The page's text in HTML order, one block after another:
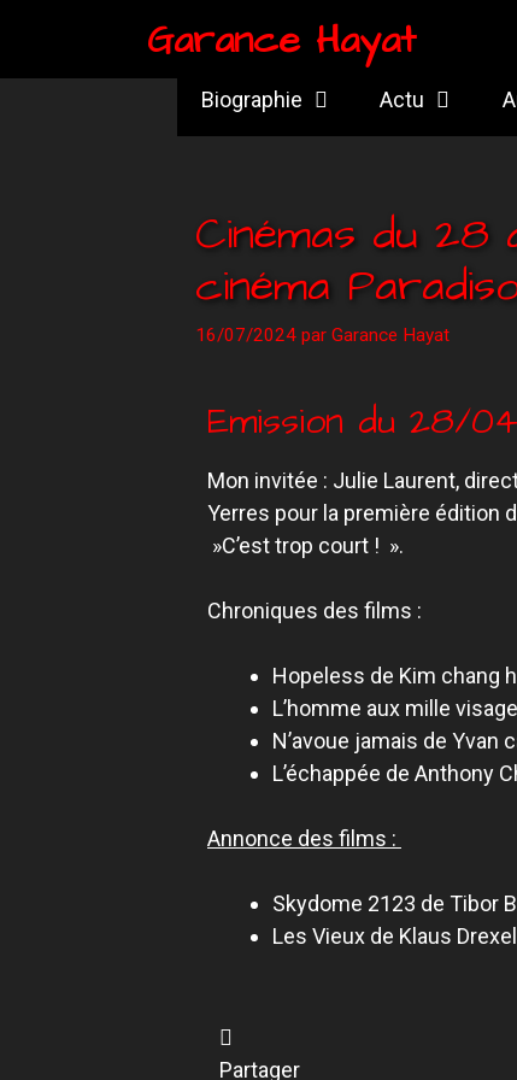
Garance Hayat
Biographie Actu
Cinémas du
cinéma
16/07/2024 par Garance Hayat
Emission du 28/
Mon invitée : Julie Laurent,
Yerres pour la première édition
»C’est trop court ! ».
Chroniques des films :
Hopeless de Kim chang
L’homme aux mille
N’avoue jamais de Yvan
L’échappée de Anthony
Annonce des films :
Skydome 2123 de Tibor
Les Vieux de Klaus Drexel
Partager